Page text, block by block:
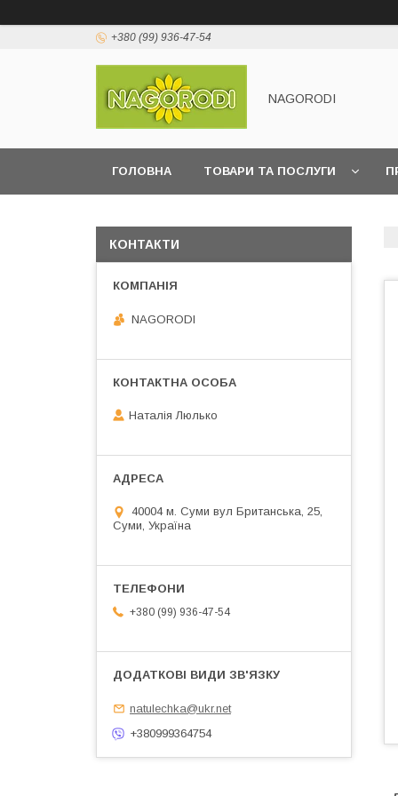
+380 (99) 936-47-54
NAGORODI
ГОЛОВНА ТОВАРИ ТА ПОСЛУГИ
КОНТАКТИ
NAGORODI
Наталія Люлько
40004 м. Суми вул Британська, 25,
Суми, Україна
+380 (99) 936-47-54
natulechka@ukr.net
+380999364754